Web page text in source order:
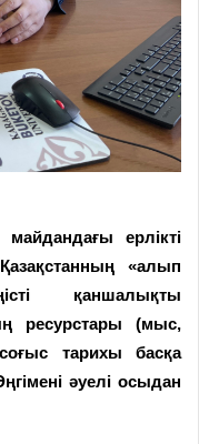
ерлікті
«алып
қаншалықты
ресурстары (мыс,
тарихы басқа
әуелі осыдан